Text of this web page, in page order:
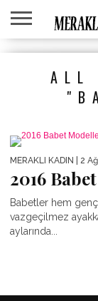
ANASAYFA
ÇOCUK
İLIŞKILER
TARIFLERIALL
MERAKLI KADIN | 2
2016
Babetler hem
vazgeçilmez
aylarında...